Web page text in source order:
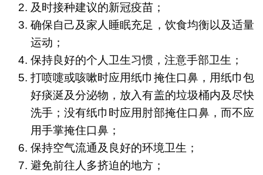
及时接种建议的新冠疫苗；
确保自己及家人睡眠充足，饮食均衡以及适量
运动；
保持良好的个人卫生习惯，注意手部卫生；
打喷嚏或咳嗽时应用纸巾掩住口鼻，用纸巾包
好痰涎及分泌物，放入有盖的垃圾桶内及尽快
洗手；没有纸巾时应用肘部掩住口鼻，而不应
用手掌掩住口鼻；
保持空气流通及良好的环境卫生；
避免前往人多挤迫的地方；